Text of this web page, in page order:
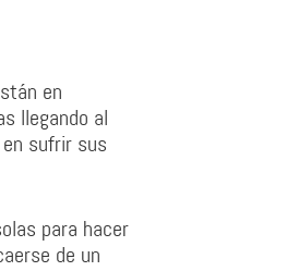
en
llegando al
sufrir sus
para hacer
de un